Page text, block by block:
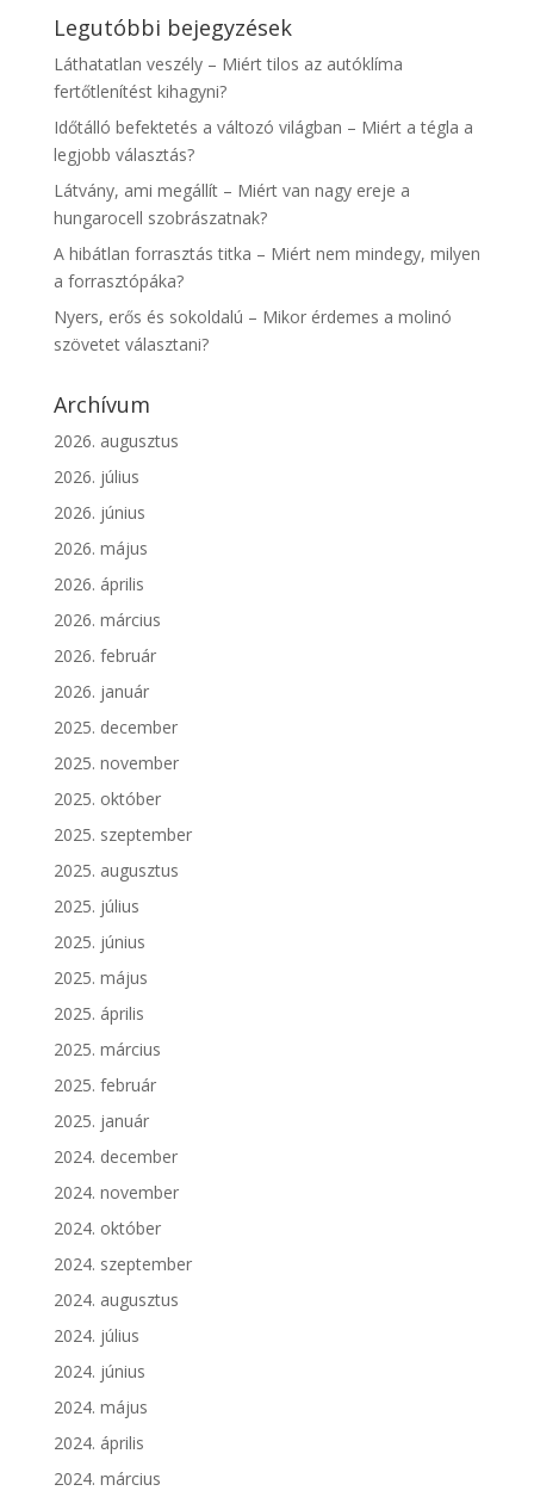
Legutóbbi bejegyzések
Láthatatlan veszély – Miért tilos az autóklíma
fertőtlenítést kihagyni?
Időtálló befektetés a változó világban – Miért a tégla a
legjobb választás?
Látvány, ami megállít – Miért van nagy ereje a
hungarocell szobrászatnak?
A hibátlan forrasztás titka – Miért nem mindegy, milyen
a forrasztópáka?
Nyers, erős és sokoldalú – Mikor érdemes a molinó
szövetet választani?
Archívum
2026. augusztus
2026. július
2026. június
2026. május
2026. április
2026. március
2026. február
2026. január
2025. december
2025. november
2025. október
2025. szeptember
2025. augusztus
2025. július
2025. június
2025. május
2025. április
2025. március
2025. február
2025. január
2024. december
2024. november
2024. október
2024. szeptember
2024. augusztus
2024. július
2024. június
2024. május
2024. április
2024. március